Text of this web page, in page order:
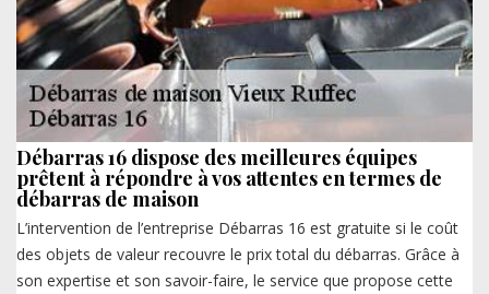
Débarras 16 dispose des meilleures équipes
prêtent à répondre à vos attentes en termes de
débarras de maison
L’intervention de l’entreprise Débarras 16 est gratuite si le coût
des objets de valeur recouvre le prix total du débarras. Grâce à
son expertise et son savoir-faire, le service que propose cette